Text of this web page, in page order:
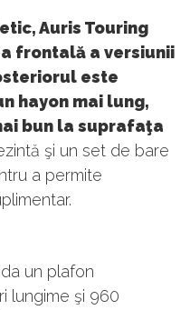
Auris Touring
frontală a versiunii
este
hayon mai lung,
bun la suprafaţa
şi un set de bare
a permite
un plafon
lungime şi 960